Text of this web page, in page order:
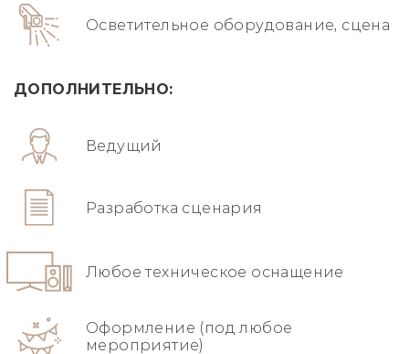
Осветительное оборудование, сцена
ДОПОЛНИТЕЛЬНО:
Ведущий
Разработка сценария
Любое техническое оснащение
Оформление (под любое
мероприятие)